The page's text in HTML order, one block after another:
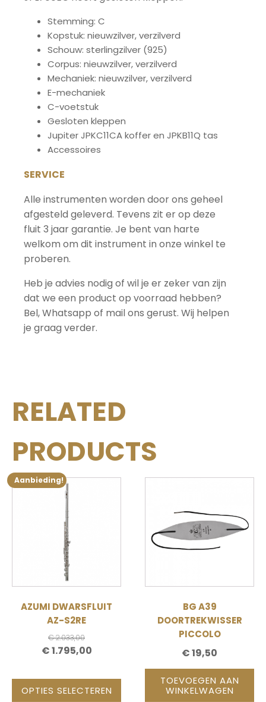
Stemming: C
Kopstuk: nieuwzilver, verzilverd
Schouw: sterlingzilver (925)
Corpus: nieuwzilver, verzilverd
Mechaniek: nieuwzilver, verzilverd
E-mechaniek
C-voetstuk
Gesloten kleppen
Jupiter JPKC11CA koffer en JPKB11Q tas
Accessoires
SERVICE
Alle instrumenten worden door ons geheel
afgesteld geleverd. Tevens zit er op deze
fluit 3 jaar garantie. Je bent van harte
welkom om dit instrument in onze winkel te
proberen.
Heb je advies nodig of wil je er zeker van zijn
dat we een product op voorraad hebben?
Bel, Whatsapp of mail ons gerust. Wij helpen
je graag verder.
RELATED
PRODUCTS
Aanbieding!
AZUMI DWARSFLUIT
AZ-S2RE
€2.033,00
OORSPRONKELIJKE
WAS:
€ 2.033,00.
€1.795,00HUIDIGE
IS:
€ 1.795,00.
OPTIES SELECTEREN
Dit
kan
worden
productpagina
BG A39
DOORTREKWISSER
PICCOLO
€19,50
TOEVOEGEN AAN
WINKELWAGEN